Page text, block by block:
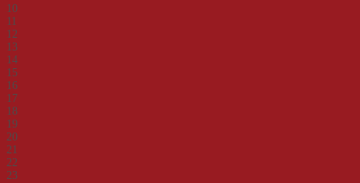
10
11
12
13
14
15
16
17
18
19
20
21
22
23